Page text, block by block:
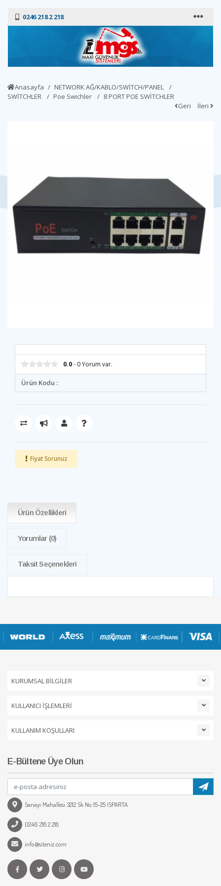
0246 218 2 218
Anasayfa
NETWORK AĞ/KABLO/SWİTCH/PANEL
SWİTCHLER
Poe Swichler
8 PORT POE SWİTCHLER
Geri
İleri
0.0- 0 Yorum var.
Ürün Kodu :
Fiyat Sorunuz
Ürün Özellikleri
Yorumlar (0)
Taksit Seçenekleri
KURUMSAL BİLGİLER
KULLANICI İŞLEMLERİ
KULLANIM KOŞULLARI
E-Bültene Üye Olun
Sanayi Mahallesi 3212 Sk No:15-25 ISPARTA
0246 218 2 218
info@siteniz.com